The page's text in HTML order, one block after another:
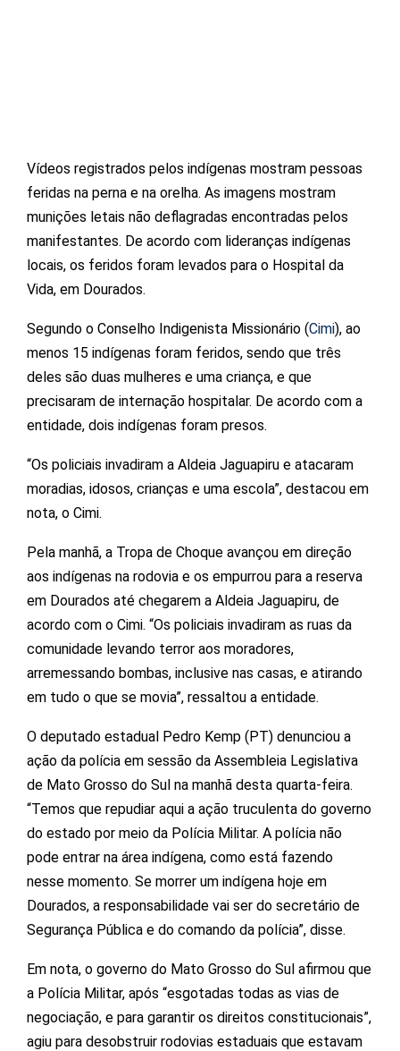
Vídeos registrados pelos indígenas mostram pessoas
feridas na perna e na orelha. As imagens mostram
munições letais não deflagradas encontradas pelos
manifestantes. De acordo com lideranças indígenas
locais, os feridos foram levados para o Hospital da
Vida, em Dourados.
Segundo o Conselho Indigenista Missionário (Cimi), ao
menos 15 indígenas foram feridos, sendo que três
deles são duas mulheres e uma criança, e que
precisaram de internação hospitalar. De acordo com a
entidade, dois indígenas foram presos.
“Os policiais invadiram a Aldeia Jaguapiru e atacaram
moradias, idosos, crianças e uma escola”, destacou em
nota, o Cimi.
Pela manhã, a Tropa de Choque avançou em direção
aos indígenas na rodovia e os empurrou para a reserva
em Dourados até chegarem a Aldeia Jaguapiru, de
acordo com o Cimi. “Os policiais invadiram as ruas da
comunidade levando terror aos moradores,
arremessando bombas, inclusive nas casas, e atirando
em tudo o que se movia”, ressaltou a entidade.
O deputado estadual Pedro Kemp (PT) denunciou a
ação da polícia em sessão da Assembleia Legislativa
de Mato Grosso do Sul na manhã desta quarta-feira.
“Temos que repudiar aqui a ação truculenta do governo
do estado por meio da Polícia Militar. A polícia não
pode entrar na área indígena, como está fazendo
nesse momento. Se morrer um indígena hoje em
Dourados, a responsabilidade vai ser do secretário de
Segurança Pública e do comando da polícia”, disse.
Em nota, o governo do Mato Grosso do Sul afirmou que
a Polícia Militar, após “esgotadas todas as vias de
negociação, e para garantir os direitos constitucionais”,
agiu para desobstruir rodovias estaduais que estavam